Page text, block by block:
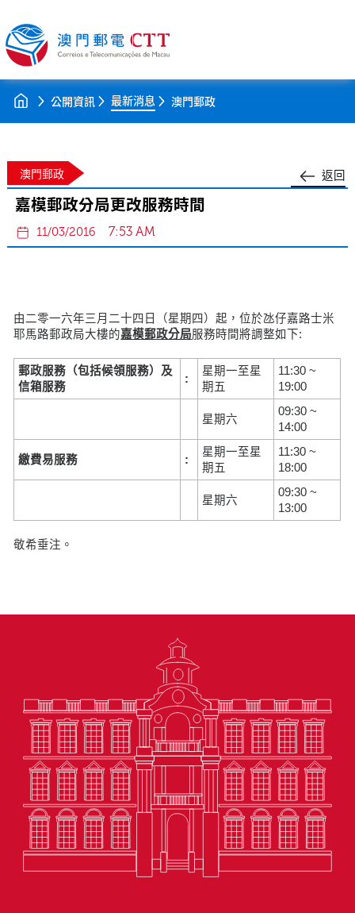
公開資訊 最新消息 澳門郵政
返回
澳門郵政
嘉模郵政分局更改服務時間
11/03/2016 7:53 AM
由二零一六年三月二十四日（星期四）起，位於氹仔嘉路士米
耶馬路郵政局大樓的嘉模郵政分局服務時間將調整如下:
郵政服務（包括候領服務）及
信箱服務
:
星期一至星
期五
11:30 ~
19:00
星期六
09:30 ~
14:00
繳費易服務 :
星期一至星
期五
11:30 ~
18:00
星期六
09:30 ~
13:00
敬希垂注。